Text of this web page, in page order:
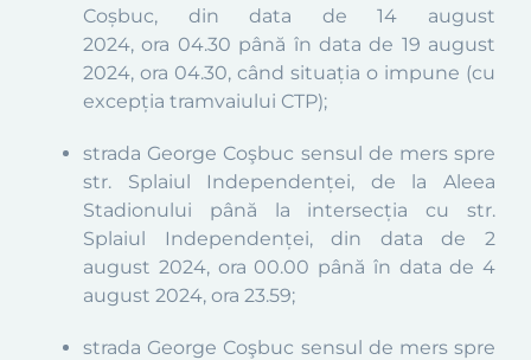
Coșbuc, din data de 14 august
2024, ora 04.30 până în data de 19 august
2024, ora 04.30, când situația o impune (cu
excepția tramvaiului CTP);
strada George Coşbuc sensul de mers spre
str. Splaiul Independenței, de la Aleea
Stadionului până la intersecția cu str.
Splaiul Independenței, din data de 2
august 2024, ora 00.00 până în data de 4
august 2024, ora 23.59;
strada George Coşbuc sensul de mers spre